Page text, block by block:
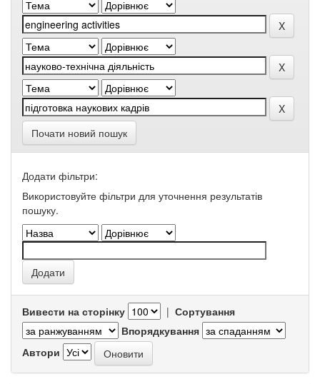
Почати новий пошук
Додати фільтри:
Використовуйте фільтри для уточнення результатів
пошуку.
Вивести на сторінку | Сортування
Впорядкування
Автори